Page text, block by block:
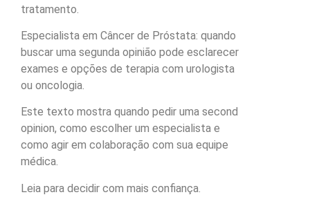
tratamento.
Especialista em Câncer de Próstata: quando
buscar uma segunda opinião pode esclarecer
exames e opções de terapia com urologista
ou oncologia.
Este texto mostra quando pedir uma second
opinion, como escolher um especialista e
como agir em colaboração com sua equipe
médica.
Leia para decidir com mais confiança.